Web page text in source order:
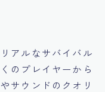
アルなサバイバル
のプレイヤーから
サウンドのクオリ